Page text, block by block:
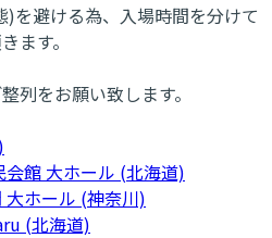
を避ける為、入場時間を分けて
ます。
列をお願い致します。
館 大ホール (北海道)
ホール (神奈川)
(北海道)